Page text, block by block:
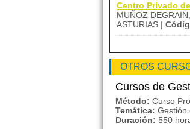
Centro Privado
MUÑOZ
ASTURIAS |
OTROS
Cursos de
Método: Curso
Temática: Gestión
Duración: 550